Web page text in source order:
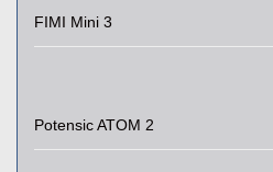
FIMI Mini 3
Potensic ATOM 2